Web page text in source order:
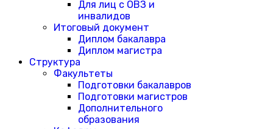
Для лиц с ОВЗ и
инвалидов
Итоговый документ
Диплом бакалавра
Диплом магистра
Структура
Факультеты
Подготовки бакалавров
Подготовки магистров
Дополнительного
образования